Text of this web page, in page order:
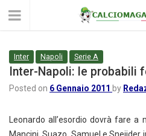
Inter Napoli Serie A
Inter-Napoli: le probabili
Posted on 6 Gennaio 2011 by
Leonardo all’esordio dovrà fare a